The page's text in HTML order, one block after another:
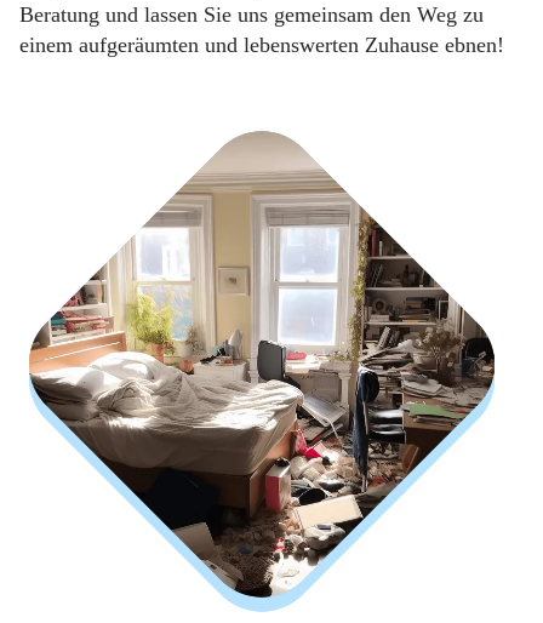
Beratung und lassen Sie uns gemeinsam den Weg zu
einem aufgeräumten und lebenswerten Zuhause ebnen!